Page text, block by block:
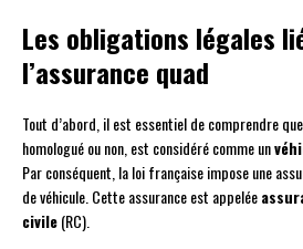
Les obligations légales
l’assurance quad
Tout d’abord, il est essentiel de comprendre
homologué ou non, est considéré comme un
Par conséquent, la loi française impose une
de véhicule. Cette assurance est appelée
civile(RC).